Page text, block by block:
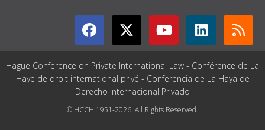
Hague Conference on Private International Law - Conférence de La
Haye de droit international privé - Conferencia de La Haya de
Derecho Internacional Privado
© HCCH 1951-2026. All Rights Reserved.